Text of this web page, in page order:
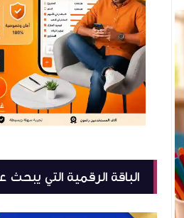
الباقة الرقمية التي يبحث